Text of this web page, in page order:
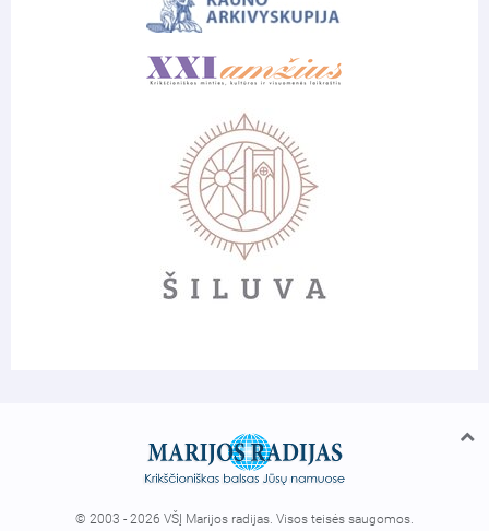
© 2003 - 2026 VŠĮ Marijos radijas. Visos teisės saugomos.